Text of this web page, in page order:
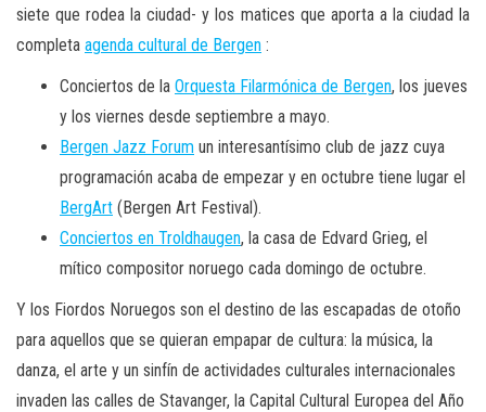
siete que rodea la ciudad- y los matices que aporta a la ciudad la
completa agenda cultural de Bergen :
Conciertos de la Orquesta Filarmónica de Bergen, los jueves
y los viernes desde septiembre a mayo.
Bergen Jazz Forum un interesantísimo club de jazz cuya
programación acaba de empezar y en octubre tiene lugar el
BergArt (Bergen Art Festival).
Conciertos en Troldhaugen, la casa de Edvard Grieg, el
mítico compositor noruego cada domingo de octubre.
Y los Fiordos Noruegos son el destino de las escapadas de otoño
para aquellos que se quieran empapar de cultura: la música, la
danza, el arte y un sinfín de actividades culturales internacionales
invaden las calles de Stavanger, la Capital Cultural Europea del Año